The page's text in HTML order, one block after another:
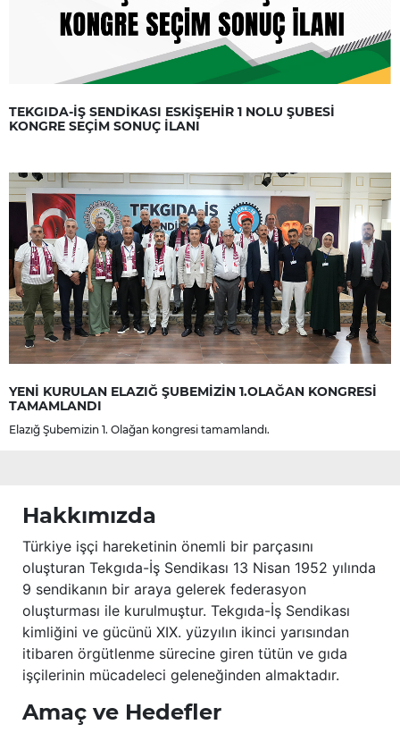
TEKGIDA-İŞ SENDİKASI ESKİŞEHİR 1 NOLU ŞUBESİ
KONGRE SEÇİM SONUÇ İLANI
YENİ KURULAN ELAZIĞ ŞUBEMİZİN 1.OLAĞAN KONGRESİ
TAMAMLANDI
Elazığ Şubemizin 1. Olağan kongresi tamamlandı.
Hakkımızda
Türkiye işçi hareketinin önemli bir parçasını
oluşturan Tekgıda-İş Sendikası 13 Nisan 1952 yılında
9 sendikanın bir araya gelerek federasyon
oluşturması ile kurulmuştur. Tekgıda-İş Sendikası
kimliğini ve gücünü XIX. yüzyılın ikinci yarısından
itibaren örgütlenme sürecine giren tütün ve gıda
işçilerinin mücadeleci geleneğinden almaktadır.
Amaç ve Hedefler